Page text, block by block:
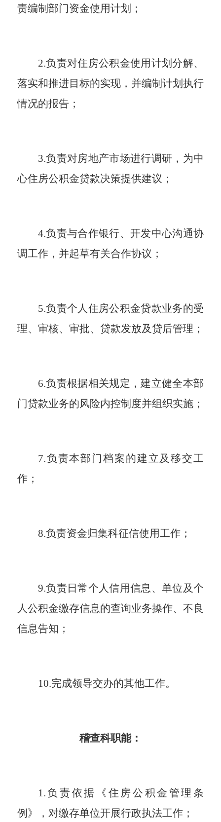
责编制部门资金使用计划 ；
2.负责对住房公积金使用计划分解、
落实和推进目标的实现，并编制计划执行
情况的报告 ；
3.负责对房地产市场进行调研，为中
心住房公积金贷款决策提供建议 ；
4.负责与合作银行、开发中心沟通协
调工作，并起草有关合作协议 ；
5.负责个人住房公积金贷款业务的受
理、审核、审批、贷款发放及贷后管理 ；
6.负责根据相关规定，建立健全本部
门贷款业务的风险内控制度并组织实施；
7.负责本部门档案的建立及移交工
作；
8.负责资金归集科征信使用工作；
9.负责日常个人信用信息、单位及个
人公积金缴存信息的查询业务操作、不良
信息告知 ；
10.完成领导交办的其他工作。
稽查科职能：
1.负责依据《住房公积金管理条
例》，对缴存单位开展行政执法工作；